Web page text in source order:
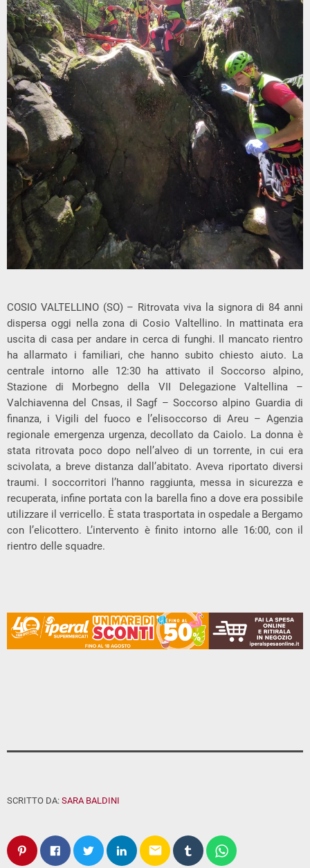
COSIO VALTELLINO (SO) – Ritrovata viva la signora di 84 anni
dispersa oggi nella zona di Cosio Valtellino. In mattinata era
uscita di casa per andare in cerca di funghi. Il mancato rientro
ha allarmato i familiari, che hanno subito chiesto aiuto. La
centrale intorno alle 12:30 ha attivato il Soccorso alpino,
Stazione di Morbegno della VII Delegazione Valtellina –
Valchiavenna del Cnsas, il Sagf – Soccorso alpino Guardia di
finanza, i Vigili del fuoco e l’elisoccorso di Areu – Agenzia
regionale emergenza urgenza, decollato da Caiolo. La donna è
stata ritrovata poco dopo nell’alveo di un torrente, in cui era
scivolata, a breve distanza dall’abitato. Aveva riportato diversi
traumi. I soccorritori l’hanno raggiunta, messa in sicurezza e
recuperata, infine portata con la barella fino a dove era possibile
utilizzare il verricello. È stata trasportata in ospedale a Bergamo
con l’elicottero. L’intervento è finito intorno alle 16:00, con il
rientro delle squadre.
SCRITTO DA: SARA BALDINI
email